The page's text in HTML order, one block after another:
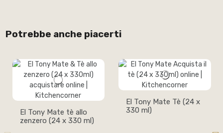
Potrebbe anche piacerti
El Tony Mate tè allo
zenzero (24 x 330 ml)
El Tony Mate Tè (24 x
330 ml)